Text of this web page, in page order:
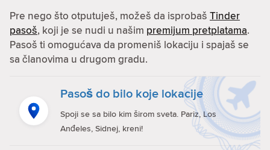
Pre nego što otputuješ, možeš da isprobaš Tinder
pasoš, koji je se nudi u našim premijum pretplatama.
Pasoš ti omogućava da promeniš lokaciju i spajaš se
sa članovima u drugom gradu.
Pasoš do bilo koje lokacije
Spoji se sa bilo kim širom sveta. Pariz, Los
Anđeles, Sidnej, kreni!